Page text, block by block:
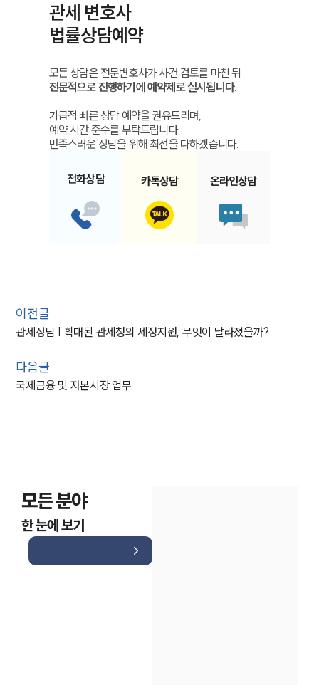
관세 변호사
법률상담예약
모든 상담은 전문변호사가 사건 검토를 마친 뒤
전문적으로 진행하기에 예약제로 실시됩니다.
가급적 빠른 상담 예약을 권유드리며,
예약 시간 준수를 부탁드립니다.
만족스러운 상담을 위해 최선을 다하겠습니다.
전화상담 카톡상담 온라인상담
이전글
관세상담 | 확대된 관세청의 세정지원, 무엇이 달라졌을까?
다음글
국제금융 및 자본시장 업무
모든 분야
한 눈에 보기